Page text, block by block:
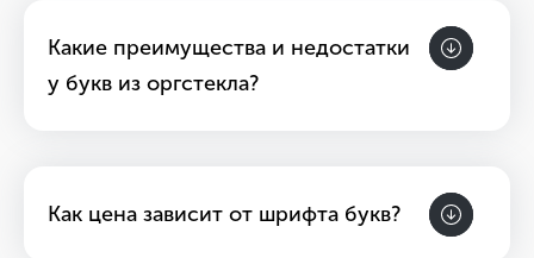
Какие преимущества и недостатки
у букв из оргстекла?
Как цена зависит от шрифта букв?